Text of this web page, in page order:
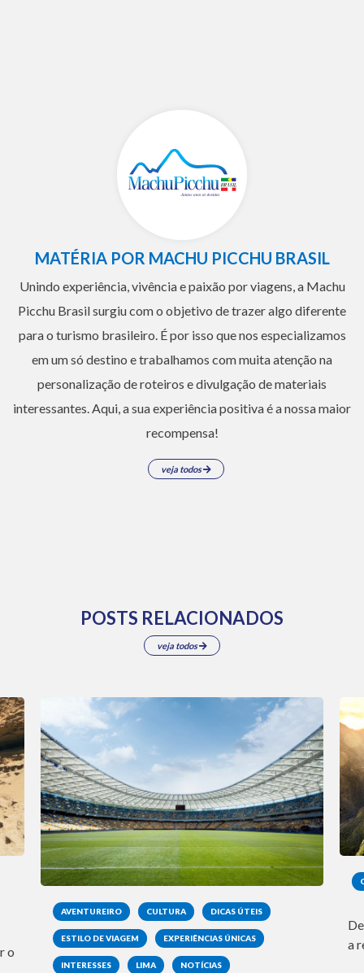
MATÉRIA POR MACHU PICCHU BRASIL
Unindo experiência, vivência e paixão por viagens, a Machu
Picchu Brasil surgiu com o objetivo de trazer algo diferente
para o turismo brasileiro. É por isso que nos especializamos
em um só destino e trabalhamos com muita atenção na
personalização de roteiros e divulgação de materiais
interessantes. Aqui, a sua experiência positiva é a nossa maior
recompensa!
veja todos
POSTS RELACIONADOS
veja todos
o
AVENTUREIRO CULTURA DICAS ÚTEIS
ESTILO DE VIAGEM EXPERIÊNCIAS ÚNICAS
INTERESSES LIMA NOTÍCIAS
a